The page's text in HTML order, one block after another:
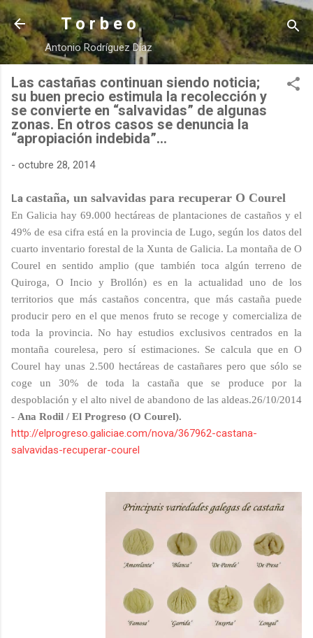
Ir al contenido principal
T o r b e o
Antonio Rodríguez Díaz
Las castañas continuan siendo noticia;
su buen precio estimula la recolección y
se convierte en “salvavidas” de algunas
zonas. En otros casos se denuncia la
“apropiación indebida”…
- octubre 28, 2014
La castaña, un salvavidas para recuperar O Courel
En Galicia hay 69.000 hectáreas de plantaciones de castaños y el
49% de esa cifra está en la provincia de Lugo, según los datos del
cuarto inventario forestal de la Xunta de Galicia. La montaña de O
Courel en sentido amplio (que también toca algún terreno de
Quiroga, O Incio y Brollón) es en la actualidad uno de los
territorios que más castaños concentra, que más castaña puede
producir pero en el que menos fruto se recoge y comercializa de
toda la provincia. No hay estudios exclusivos centrados en la
montaña courelesa, pero sí estimaciones. Se calcula que en O
Courel hay unas 2.500 hectáreas de castañares pero que sólo se
coge un 30% de toda la castaña que se produce por la
despoblación y el alto nivel de abandono de las aldeas.26/10/2014
- Ana Rodil / El Progreso (O Courel).
http://elprogreso.galiciae.com/nova/367962-castana-
salvavidas-recuperar-courel